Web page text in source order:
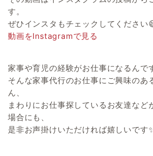
す。
ぜひインスタもチェックしてください
動画をInstagramで見る
家事や育児の経験がお仕事になるんで
そんな家事代行のお仕事にご興味のあ
ん、
まわりにお仕事探しているお友達など
場合にも、
是非お声掛けいただければ嬉しいです